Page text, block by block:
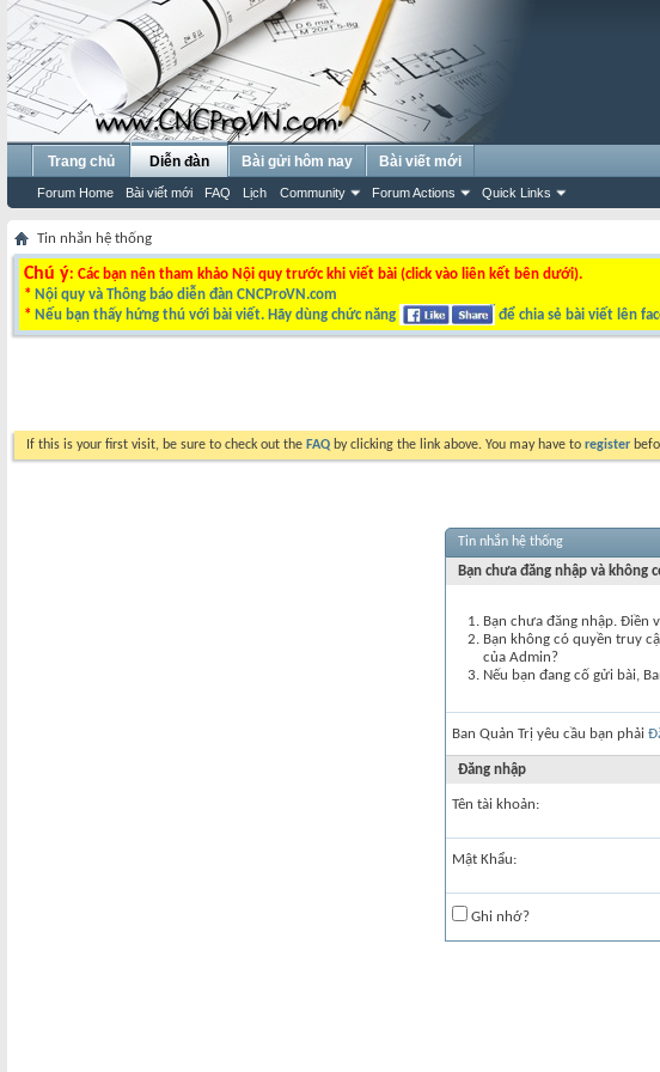
Trang chủ Diễn đàn
Forum Home Bài viết mới FAQ Lịch Community Forum Actions Quick Links
Bài gửi hôm nay Bài viết mới
Tin nhắn hệ thống
Chú ý: Các bạn nên tham khảo Nội quy trước khi viết bài (click vào liên kết bên dưới).
* Nội quy và Thông báo diễn đàn CNCProVN.com
* Nếu bạn thấy hứng thú với bài viết. Hãy dùng chức năng để chia sẻ bài viết lên
If this is your first visit, be sure to check out the FAQ by clicking the link above. You may have to register
Tin nhắn hệ thống
Bạn chưa đăng nhập và không
Bạn chưa đăng nhập. Điền
Bạn không có quyền truy
của Admin?
Nếu bạn đang cố gửi bài,
Ban Quản Trị yêu cầu bạn phải
Đăng nhập
Tên tài khoản:
Mật Khẩu:
Ghi nhớ?